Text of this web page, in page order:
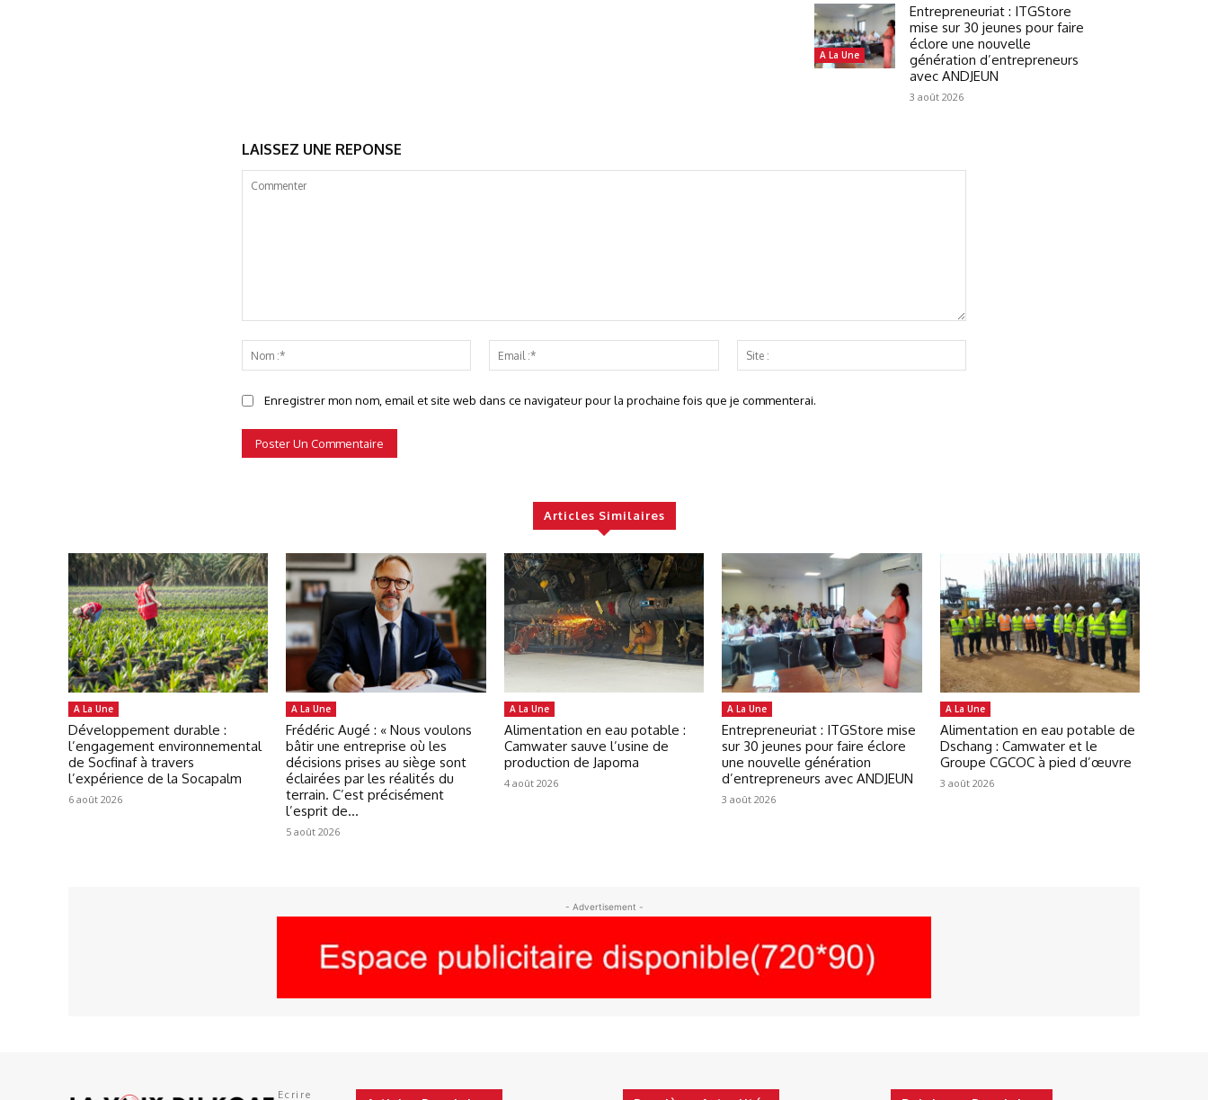
A La Une
Entrepreneuriat : ITGStore
mise sur 30 jeunes pour faire
éclore une nouvelle
génération d’entrepreneurs
avec ANDJEUN
3 août 2026
LAISSEZ UNE REPONSE
:*
Email
:*
:
Enregistrer mon nom, email et site web dans ce navigateur pour la prochaine fois que je commenterai.
Articles Similaires
A La Une
Développement durable :
l’engagement environnemental
de Socfinaf à travers
l’expérience de la Socapalm
6 août 2026
A La Une
Frédéric Augé : « Nous voulons
bâtir une entreprise où les
décisions prises au siège sont
éclairées par les réalités du
terrain. C’est précisément
l’esprit de...
5 août 2026
A La Une
Alimentation en eau potable :
Camwater sauve l’usine de
production de Japoma
4 août 2026
A La Une
Entrepreneuriat : ITGStore mise
sur 30 jeunes pour faire éclore
une nouvelle génération
d’entrepreneurs avec ANDJEUN
3 août 2026
A La Une
Alimentation en eau potable de
Dschang : Camwater et le
Groupe CGCOC à pied d’œuvre
3 août 2026
- Advertisement -
Ecrire